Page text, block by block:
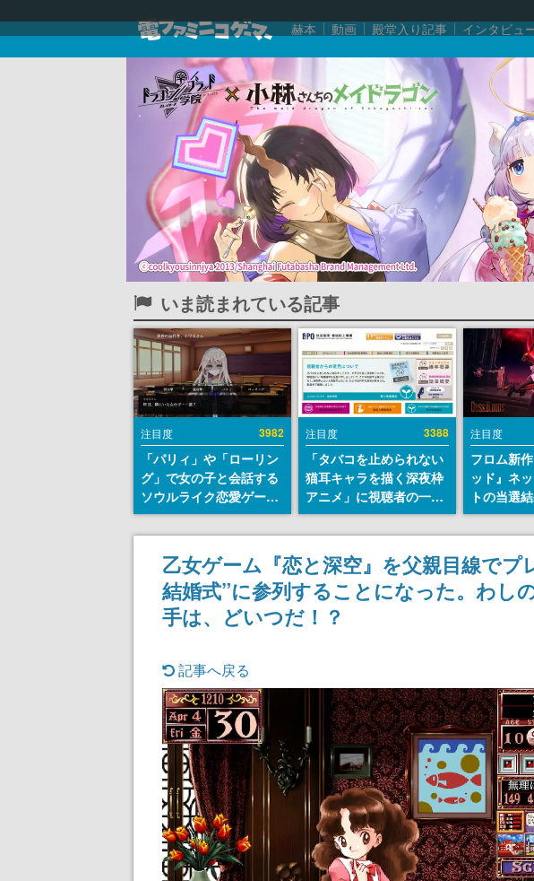
赫本 動画 殿堂入り記事 インタビュ
いま読まれている記事
注目度 3982
「パリィ」や「ローリン
グ」で女の子と会話する
ソウルライク恋愛ゲーム
『小早川さんはソウルラ
イク』無料公開。返事に
失敗すると「YOU
DIED」
注目度 3388
「タバコを止められない
猫耳キャラを描く深夜枠
アニメ」に視聴者の一部
から批判意見。違法薬物
の使用と思しき描写も含
めて、BPOが議論を交わ
す
注目度
フロム新
ッド』ネ
トの当選
時に発表
マイペー
能、テス
日～24日
乙女ゲーム『恋と深空』を父親目線で
結婚式”に参列することになった。わし
手は、どいつだ！？
記事へ戻る